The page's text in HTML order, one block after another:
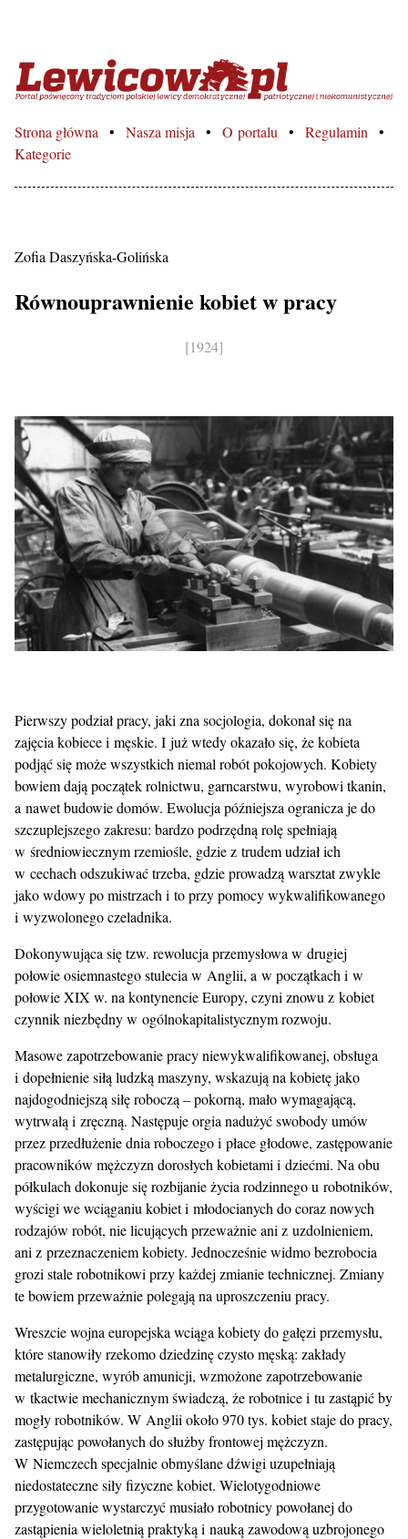
Lewicowo.pl – Portal
Strona główna Nasza misja O portalu
Regulamin
Kategorie
Zofia Daszyńska-Golińska
Równouprawnienie kobiet w pracy
[1924]
Pierwszy podział pracy, jaki zna socjologia, dokonał się na
zajęcia kobiece i męskie. I już wtedy okazało się, że kobieta
podjąć się może wszystkich niemal robót pokojowych. Kobiety
bowiem dają początek rolnictwu, garncarstwu, wyrobowi tkanin,
a nawet budowie domów. Ewolucja późniejsza ogranicza je do
szczuplejszego zakresu: bardzo podrzędną rolę spełniają
w średniowiecznym rzemiośle, gdzie z trudem udział ich
w cechach odszukiwać trzeba, gdzie prowadzą warsztat zwykle
jako wdowy po mistrzach i to przy pomocy wykwalifikowanego
i wyzwolonego czeladnika.
Dokonywująca się tzw. rewolucja przemysłowa w drugiej
połowie osiemnastego stulecia w Anglii, a w początkach i w
połowie XIX w. na kontynencie Europy, czyni znowu z kobiet
czynnik niezbędny w ogólnokapitalistycznym rozwoju.
Masowe zapotrzebowanie pracy niewykwalifikowanej, obsługa
i dopełnienie siłą ludzką maszyny, wskazują na kobietę jako
najdogodniejszą siłę roboczą – pokorną, mało wymagającą,
wytrwałą i zręczną. Następuje orgia nadużyć swobody umów
przez przedłużenie dnia roboczego i płace głodowe, zastępowanie
pracowników mężczyzn dorosłych kobietami i dziećmi. Na obu
półkulach dokonuje się rozbijanie życia rodzinnego u robotników,
wyścigi we wciąganiu kobiet i młodocianych do coraz nowych
rodzajów robót, nie licujących przeważnie ani z uzdolnieniem,
ani z przeznaczeniem kobiety. Jednocześnie widmo bezrobocia
grozi stale robotnikowi przy każdej zmianie technicznej. Zmiany
te bowiem przeważnie polegają na uproszczeniu pracy.
Wreszcie wojna europejska wciąga kobiety do gałęzi przemysłu,
które stanowiły rzekomo dziedzinę czysto męską: zakłady
metalurgiczne, wyrób amunicji, wzmożone zapotrzebowanie
w tkactwie mechanicznym świadczą, że robotnice i tu zastąpić by
mogły robotników. W Anglii około 970 tys. kobiet staje do pracy,
zastępując powołanych do służby frontowej mężczyzn.
W Niemczech specjalnie obmyślane dźwigi uzupełniają
niedostateczne siły fizyczne kobiet. Wielotygodniowe
przygotowanie wystarczyć musiało robotnicy powołanej do
zastąpienia wieloletnią praktyką i nauką zawodową uzbrojonego